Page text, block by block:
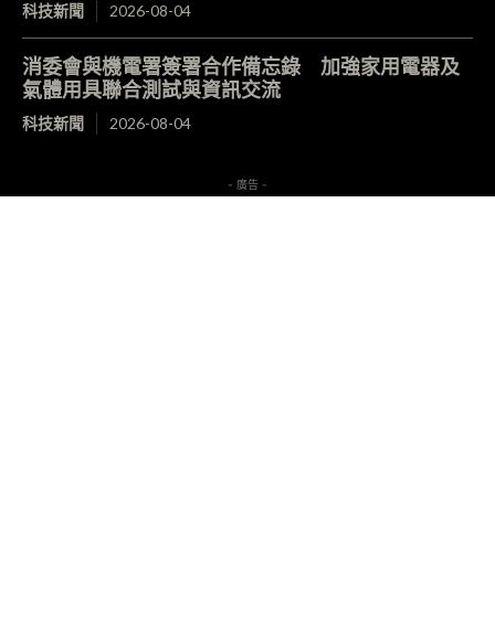
科技新聞 2026-08-04
消委會與機電署簽署合作備忘錄 加強家用電器及
氣體用具聯合測試與資訊交流
科技新聞 2026-08-04
- 廣告 -